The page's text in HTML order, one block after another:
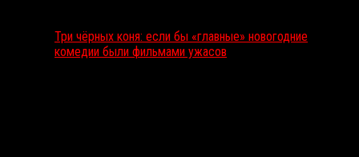
Три чёрных коня: если бы «главные» новогодние
комедии были фильмами ужасов